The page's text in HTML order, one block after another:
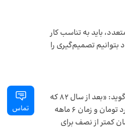
باید به تناسب کار
بتوانیم تصمیم‌گیری را
پیش از استفاده از سیستم‌های همکاران سیستم، ارائه گزارش‌ها با سختی‌های زیادی روبه رو بود که از جمله آن‌ها می‌توان به تعدد بندهای حسابرسی اشاره کرد. زند می‌گوید: «بعد از سال 82 که
سیستم‌های همکاران در شرکت نصب شد، شاهد کاهش روند اشکالات حسابرسی بودیم. به عنوان مثال، ما در سال 82 دو پروژه در دست داشتیم با رقم کمتر از 4 میلیارد تومان و زمان 6 ماهه
سال 89 با 11 پروژه و بار مالی 45 میلیارد تومان و مدت زمان کمتر از نصف برای
تماس